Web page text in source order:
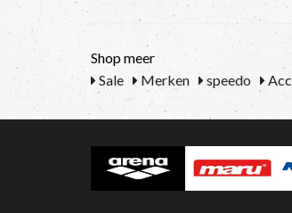
Shop meer
Sale
Merken speedo